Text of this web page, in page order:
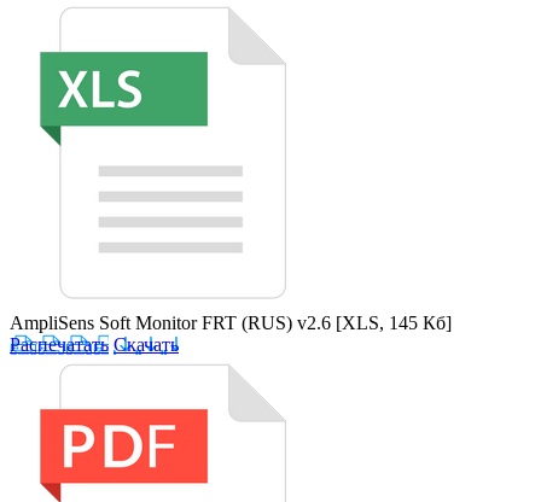
AmpliSens Soft Monitor FRT (RUS) v2.6 [XLS, 145 Кб]
Распечатать Скачать